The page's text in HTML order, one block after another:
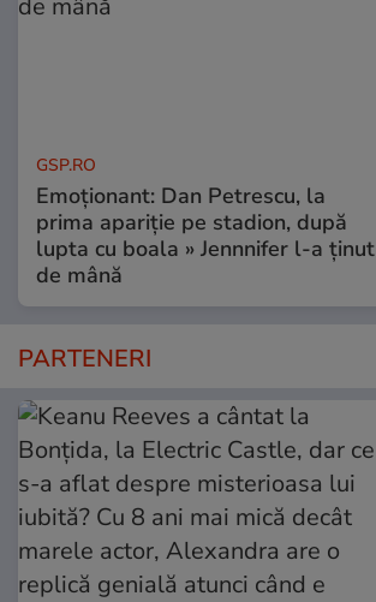
GSP.RO
Emoționant: Dan Petrescu, la
prima apariție pe stadion, după
lupta cu boala » Jennnifer l-a ținut
de mână
PARTENERI